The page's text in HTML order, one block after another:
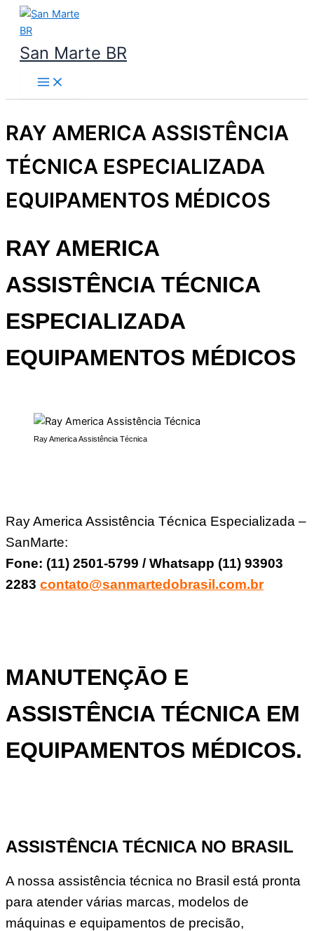
para
conteúdo
San Marte BR
RAY AMERICA ASSISTÊNCIA
TÉCNICA ESPECIALIZADA
EQUIPAMENTOS MÉDICOS
RAY AMERICA
ASSISTÊNCIA TÉCNICA
ESPECIALIZADA
EQUIPAMENTOS MÉDICOS
Ray America Assistência Técnica
Ray America Assistência Técnica Especializada –
SanMarte:
Fone: (11) 2501-5799 / Whatsapp (11) 93903
2283 contato@sanmartedobrasil.com.br
MANUTENÇĀO E
ASSISTÊNCIA TÉCNICA EM
EQUIPAMENTOS MÉDICOS.
ASSISTÊNCIA TÉCNICA NO BRASIL
A nossa assistência técnica no Brasil está pronta
para atender várias marcas, modelos de
máquinas e equipamentos de precisão,